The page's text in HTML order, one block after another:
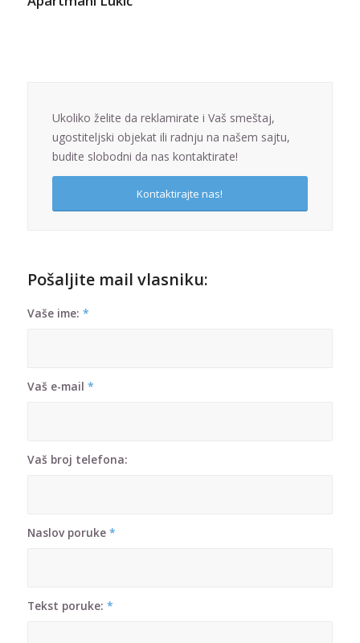
Ukoliko želite da reklamirate i Vaš smeštaj,
ugostiteljski objekat ili radnju na našem sajtu,
budite slobodni da nas kontaktirate!
Kontaktirajte nas!
Pošaljite mail vlasniku:
Vaše ime: *
Vaš e-mail *
Vaš broj telefona:
Naslov poruke *
Tekst poruke: *